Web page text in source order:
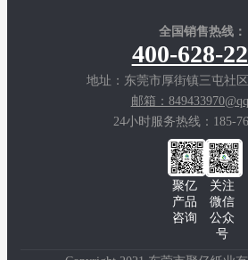
全国销售热线：
400-628-
地址：东莞市厚街镇三屯社
邮箱：
24小时服务热线：185-
聚亿
产品
咨询
关注
微信
公众
号